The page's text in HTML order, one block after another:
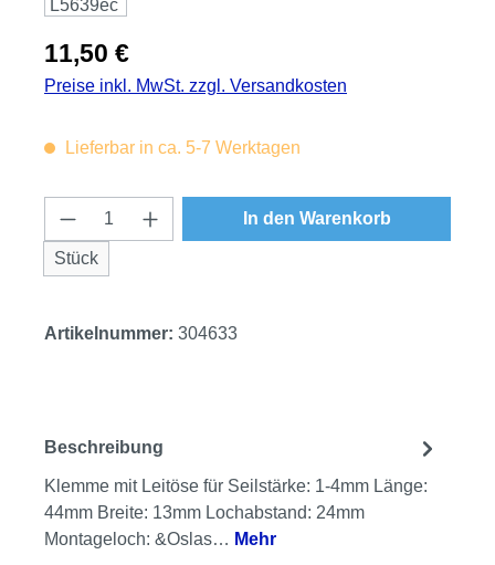
Regulärer Preis:
11,50 €
Preise inkl. MwSt. zzgl. Versandkosten
Lieferbar in ca. 5-7 Werktagen
Produkt Anzahl: Gib den gewünschten
Stück
In den Warenkorb
Artikelnummer: 304633
Beschreibung
Klemme mit Leitöse für Seilstärke: 1-4mm Länge:
44mm Breite: 13mm Lochabstand: 24mm
Montageloch: &Oslas… Mehr